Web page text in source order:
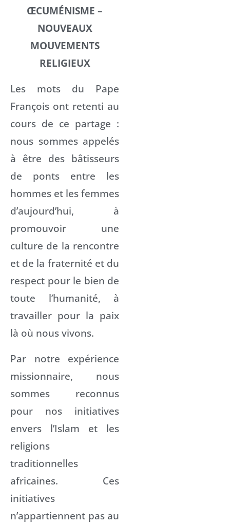
ŒCUMÉNISME –
NOUVEAUX
MOUVEMENTS
RELIGIEUX
Les mots du Pape
François ont retenti au
cours de ce partage :
nous sommes appelés
à être des bâtisseurs
de ponts entre les
hommes et les femmes
d’aujourd’hui, à
promouvoir une
culture de la rencontre
et de la fraternité et du
respect pour le bien de
toute l’humanité, à
travailler pour la paix
là où nous vivons.
Par notre expérience
missionnaire, nous
sommes reconnus
pour nos initiatives
envers l’Islam et les
religions
traditionnelles
africaines. Ces
initiatives
n’appartiennent pas au